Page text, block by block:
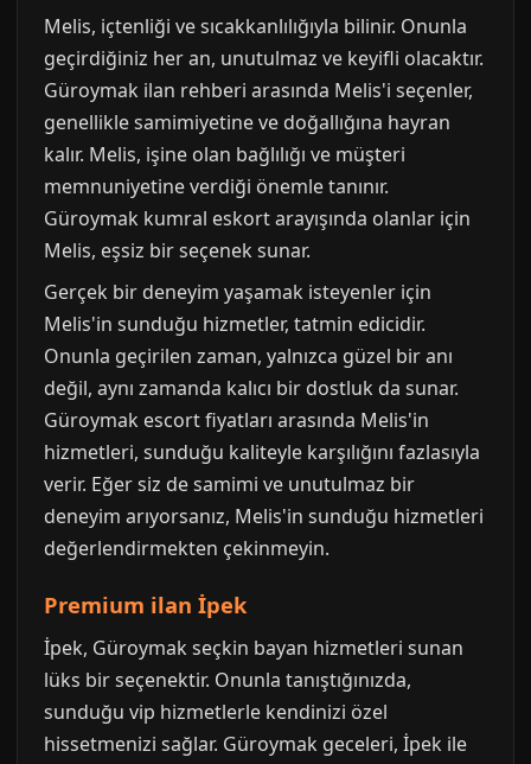
Melis, içtenliği ve sıcakkanlılığıyla bilinir. Onunla
geçirdiğiniz her an, unutulmaz ve keyifli olacaktır.
Güroymak ilan rehberi arasında Melis'i seçenler,
genellikle samimiyetine ve doğallığına hayran
kalır. Melis, işine olan bağlılığı ve müşteri
memnuniyetine verdiği önemle tanınır.
Güroymak kumral eskort arayışında olanlar için
Melis, eşsiz bir seçenek sunar.
Gerçek bir deneyim yaşamak isteyenler için
Melis'in sunduğu hizmetler, tatmin edicidir.
Onunla geçirilen zaman, yalnızca güzel bir anı
değil, aynı zamanda kalıcı bir dostluk da sunar.
Güroymak escort fiyatları arasında Melis'in
hizmetleri, sunduğu kaliteyle karşılığını fazlasıyla
verir. Eğer siz de samimi ve unutulmaz bir
deneyim arıyorsanız, Melis'in sunduğu hizmetleri
değerlendirmekten çekinmeyin.
Premium ilan İpek
İpek, Güroymak seçkin bayan hizmetleri sunan
lüks bir seçenektir. Onunla tanıştığınızda,
sunduğu vip hizmetlerle kendinizi özel
hissetmenizi sağlar. Güroymak geceleri, İpek ile